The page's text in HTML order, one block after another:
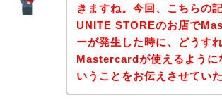
きますね。今回、こちらの記
UNITE STOREのお店で
ーが発生した時に、どうす
Mastercardが使えるように
いうことをお伝えさせてい